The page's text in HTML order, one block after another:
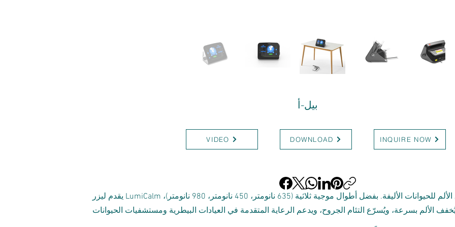
بيل-أ
VIDEO DOWNLOAD INQUIRE NOW
يقدم ليزر LumiCalm البيطري علاجًا غير جراحي وخاليًا من الألم للحيوانات الأليفة. بفضل أطوال موجية ثلاثية (635 نانومتر، 450 نانومتر، 980 نانومتر)،